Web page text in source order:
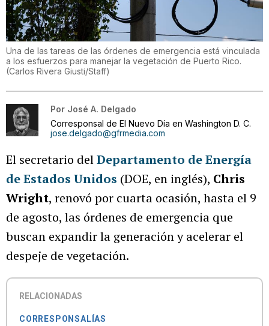
Una de las tareas de las órdenes de emergencia está vinculada
a los esfuerzos para manejar la vegetación de Puerto Rico.
(Carlos Rivera Giusti/Staff)
Por José A. Delgado
Corresponsal de El Nuevo Día en Washington D. C.
jose.delgado@gfrmedia.com
El secretario delDepartamento de Energía
de Estados Unidos (DOE, en inglés), Chris
Wright, renovó por cuarta ocasión, hasta el 9
de agosto, las órdenes de emergencia que
buscan expandir la generación y acelerar el
despeje de vegetación.
RELACIONADAS
CORRESPONSALÍAS